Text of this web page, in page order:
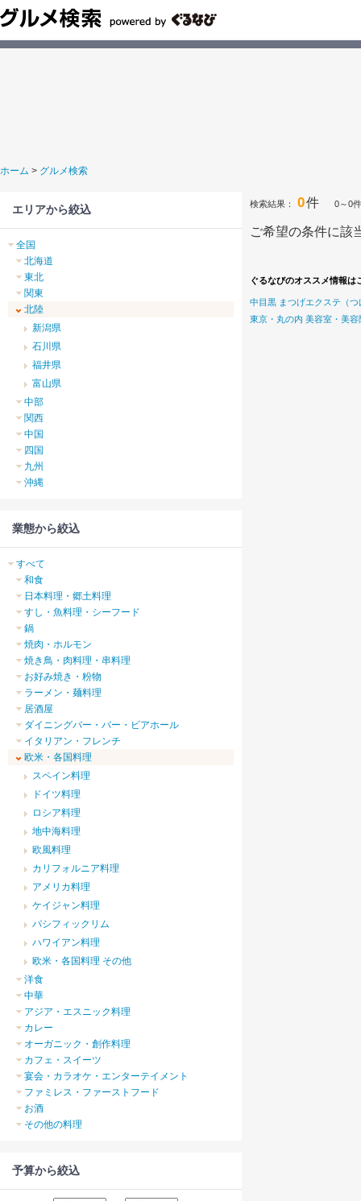
ホーム > グルメ検索
検索結果： 0件 0～0件
ご希望の条件に該
ぐるなびのオススメ情報は
中目黒 まつげエクステ（つ
東京・丸の内 美容室・美容
エリアから絞込
全国
北海道
東北
関東
北陸
新潟県
石川県
福井県
富山県
中部
関西
中国
四国
九州
沖縄
業態から絞込
すべて
和食
日本料理・郷土料理
すし・魚料理・シーフード
鍋
焼肉・ホルモン
焼き鳥・肉料理・串料理
お好み焼き・粉物
ラーメン・麺料理
居酒屋
ダイニングバー・バー・ビアホール
イタリアン・フレンチ
欧米・各国料理
スペイン料理
ドイツ料理
ロシア料理
地中海料理
欧風料理
カリフォルニア料理
アメリカ料理
ケイジャン料理
パシフィックリム
ハワイアン料理
欧米・各国料理 その他
洋食
中華
アジア・エスニック料理
カレー
オーガニック・創作料理
カフェ・スイーツ
宴会・カラオケ・エンターテイメント
ファミレス・ファーストフード
お酒
その他の料理
予算から絞込